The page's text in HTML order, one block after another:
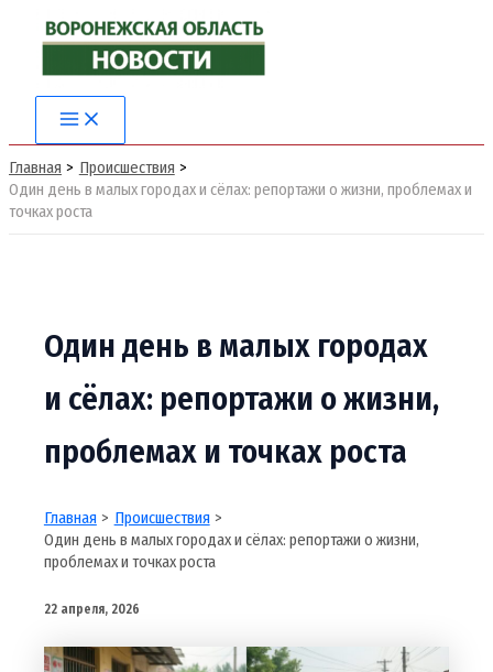
Перейти
содержимому
Main
Menu
Главная
Происшествия
Один день в малых городах и сёлах: репортажи о жизни, проблемах и
точках роста
Один день в малых городах
и сёлах: репортажи о жизни,
проблемах и точках роста
Главная
Происшествия
Один день в малых городах и сёлах: репортажи о жизни,
проблемах и точках роста
22 апреля, 2026